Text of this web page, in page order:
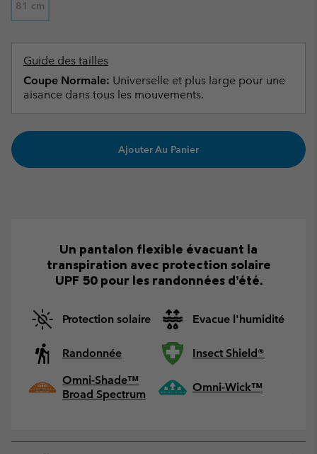
81 cm
Guide des tailles
Coupe Normale: Universelle et plus large pour une
aisance dans tous les mouvements.
Ajouter Au Panier
Un pantalon flexible évacuant la
transpiration avec protection solaire
UPF 50 pour les randonnées d’été.
Protection solaire Evacue l'humidité
Randonnée
Insect Shield®
Omni-Shade™
Broad Spectrum
Omni-Wick™